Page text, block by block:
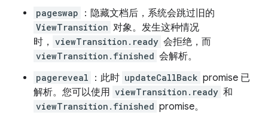
pageswap ：隐藏文档后，系统会跳过旧的
ViewTransition 对象。发生这种情况
时， viewTransition.ready 会拒绝，而
viewTransition.finished 会解析。
pagereveal ：此时 updateCallBack promise 已
解析。您可以使用 viewTransition.ready 和
viewTransition.finished promise。